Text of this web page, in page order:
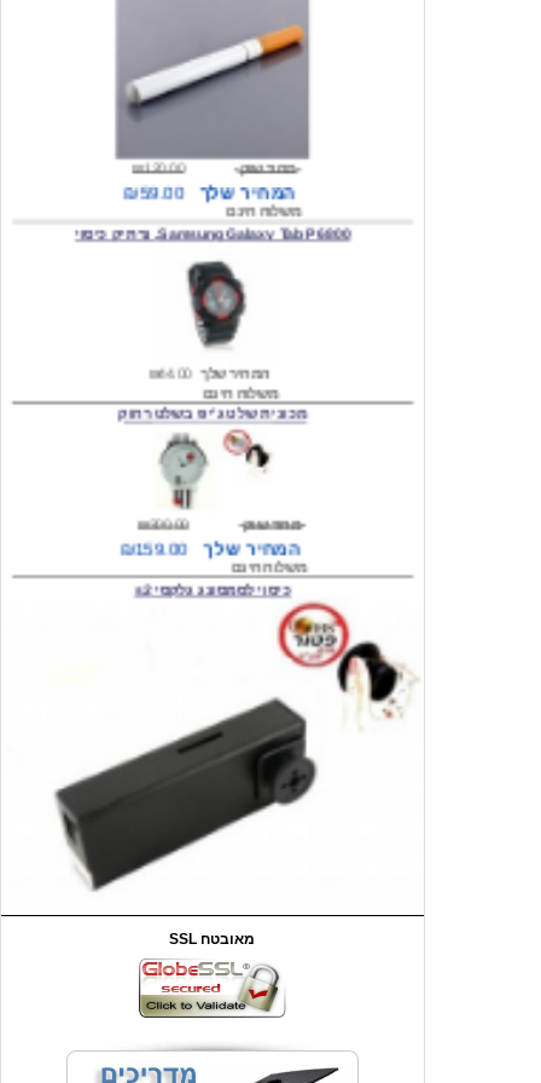
₪120.00
משלוח חינם
Samsung Galaxy Tab P6800, נרתיק כיסוי
המחיר שלך
משלוח חינם
₪300.00 מחיר שוק
₪159.00
כיסוי לסמסונג גלקסי s2
₪59.00
שעון יד לילדים קוף \תכלת
₪90.00 מחיר שוק
₪44.00 המחיר שלך
SSL מאובטח